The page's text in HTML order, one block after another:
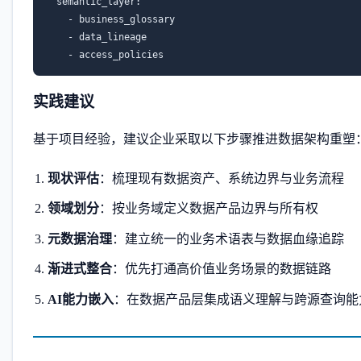
    - business_glossary
    - data_lineage
    - access_policies
实践建议
基于项目经验，建议企业采取以下步骤推进数据架构重塑
现状评估：梳理现有数据资产、系统边界与业务流程
领域划分：按业务域定义数据产品边界与所有权
元数据治理：建立统一的业务术语表与数据血缘追踪
渐进式整合：优先打通高价值业务场景的数据链路
AI能力嵌入：在数据产品层集成语义理解与跨源查询能